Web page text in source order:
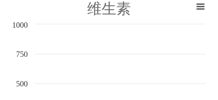
维生素
500
750
1000